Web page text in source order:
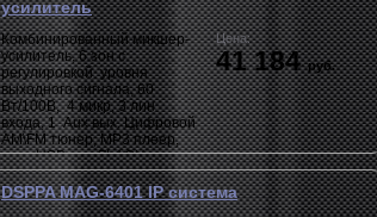
усилитель
Комбинированный микшер-
усилитель, 6 зон c
регулировкой уровня
выходного сигнала, 60
Вт/100В, 4 микр, 3 лин
входа, 1 Aux вых. Цифровой
AM\FM тюнер, MP3 плеер,
вход USB для FLACH
памяти.
Цена:
41 184руб.
DSPPA MAG-6401 IP система